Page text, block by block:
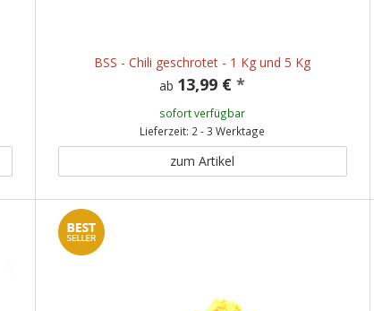
BSS - Chili geschrotet - 1 Kg und 5 Kg
ab 13,99 € *
sofort verfügbar
Lieferzeit: 2 - 3 Werktage
zum Artikel